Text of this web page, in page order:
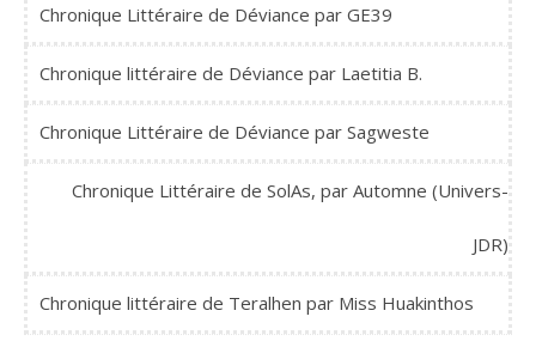
Chronique Littéraire de Déviance par GE39
Chronique littéraire de Déviance par Laetitia B.
Chronique Littéraire de Déviance par Sagweste
Chronique Littéraire de SolAs, par Automne (Univers-
JDR)
Chronique littéraire de Teralhen par Miss Huakinthos